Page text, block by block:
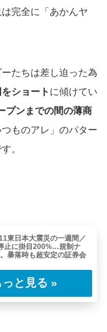
完全に「あかんヤ
たちは差し迫った為
ショート に傾けてい
プンまでの間の薄商
ものアレ」のパター
。
東日本大震災の一週間／
止に掛目200%…規制ナ
暴落時も超安定の証券会
は史上最高値79.75を更新、